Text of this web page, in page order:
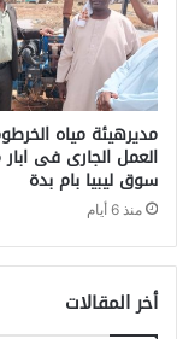
مديرهيئة مياه
العمل الجارى فى
سوق ليبيا بام بدة
منذ 6 أيام
أخر المقالات